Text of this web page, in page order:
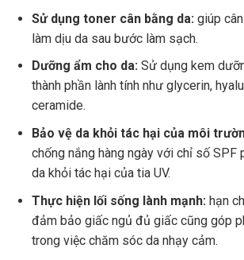
Sử dụng toner cân bằng da: giúp
làm dịu da sau bước làm sạch.
Dưỡng ẩm cho da: Sử dụng kem
thành phần lành tính như glycerin,
ceramide.
Bảo vệ da khỏi tác hại của môi
chống nắng hàng ngày với chỉ số SPF
da khỏi tác hại của tia UV.
Thực hiện lối sống lành mạnh: hạn
đảm bảo giấc ngủ đủ giấc cũng góp
trong việc chăm sóc da nhạy cảm.